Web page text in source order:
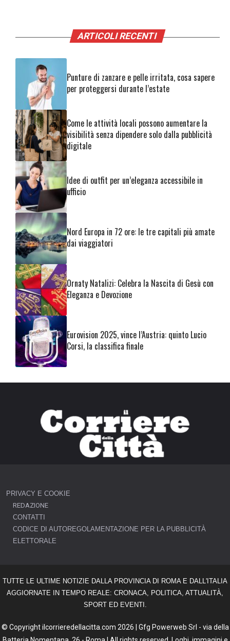
ARTICOLI RECENTI
Punture di zanzare e pelle irritata, cosa sapere
per proteggersi durante l’estate
Come le attività locali possono aumentare la
visibilità senza dipendere solo dalla pubblicità
digitale
Idee di outfit per un’eleganza accessibile in
ufficio
Nord Europa in 72 ore: le tre capitali più amate
dai viaggiatori
Ornaty Natalizi: Celebra la Nascita di Gesù con
Eleganza e Devozione
Eurovision 2025, vince l’Austria: quinto Lucio
Corsi, la classifica finale
PRIVACY E COOKIE
REDAZIONE
CONTATTI
CODICE DI AUTOREGOLAMENTAZIONE PER LA PUBBLICITÀ
ELETTORALE
TUTTE LE ULTIME NOTIZIE DALLA PROVINCIA DI ROMA E DALL'ITALIA
AGGIORNATE IN TEMPO REALE: CRONACA, POLITICA, ATTUALITÀ,
SPORT ED EVENTI.
© Copyright ilcorrieredellacitta.com 2026 | Gfg Powerweb Srl - via della